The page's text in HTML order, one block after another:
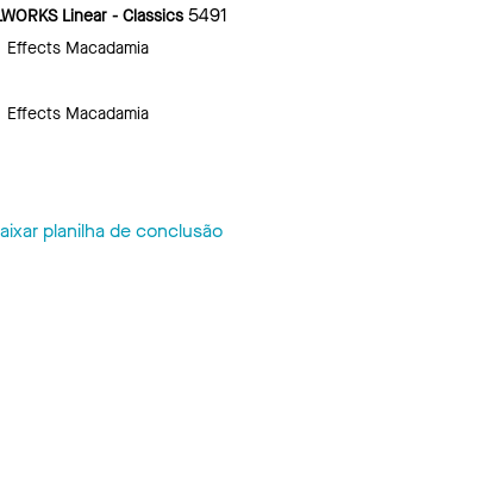
Linear - Classics 5491
Effects Macadamia
Effects Macadamia
planilha de conclusão